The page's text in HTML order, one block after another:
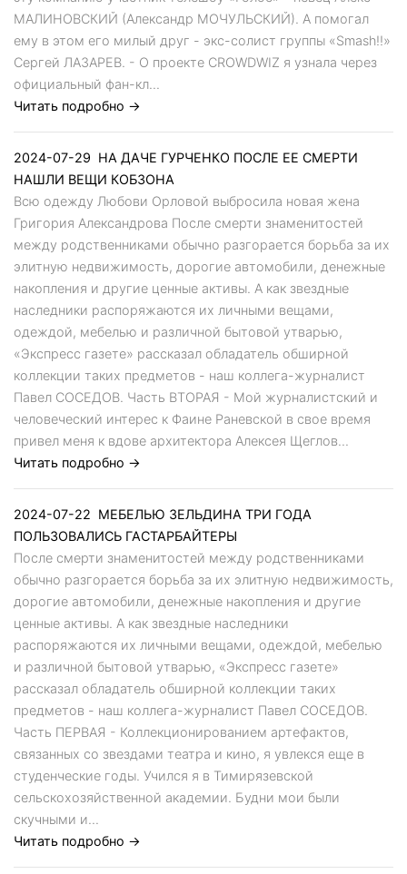
МАЛИНОВСКИЙ (Александр МОЧУЛЬСКИЙ). А помогал
ему в этом его милый друг - экс-солист группы «Smash!!»
Сергей ЛАЗАРЕВ. - О проекте CROWDWIZ я узнала через
официальный фан-кл...
Читать подробно →
2024-07-29 НА ДАЧЕ ГУРЧЕНКО ПОСЛЕ ЕЕ СМЕРТИ
НАШЛИ ВЕЩИ КОБЗОНА
Всю одежду Любови Орловой выбросила новая жена
Григория Александрова После смерти знаменитостей
между родственниками обычно разгорается борьба за их
элитную недвижимость, дорогие автомобили, денежные
накопления и другие ценные активы. А как звездные
наследники распоряжаются их личными вещами,
одеждой, мебелью и различной бытовой утварью,
«Экспресс газете» рассказал обладатель обширной
коллекции таких предметов - наш коллега-журналист
Павел СОСЕДОВ. Часть ВТОРАЯ - Мой журналистский и
человеческий интерес к Фаине Раневской в свое время
привел меня к вдове архитектора Алексея Щеглов...
Читать подробно →
2024-07-22 МЕБЕЛЬЮ ЗЕЛЬДИНА ТРИ ГОДА
ПОЛЬЗОВАЛИСЬ ГАСТАРБАЙТЕРЫ
После смерти знаменитостей между родственниками
обычно разгорается борьба за их элитную недвижимость,
дорогие автомобили, денежные накопления и другие
ценные активы. А как звездные наследники
распоряжаются их личными вещами, одеждой, мебелью
и различной бытовой утварью, «Экспресс газете»
рассказал обладатель обширной коллекции таких
предметов - наш коллега-журналист Павел СОСЕДОВ.
Часть ПЕРВАЯ - Коллекционированием артефактов,
связанных со звездами театра и кино, я увлекся еще в
студенческие годы. Учился я в Тимирязевской
сельскохозяйственной академии. Будни мои были
скучными и...
Читать подробно →